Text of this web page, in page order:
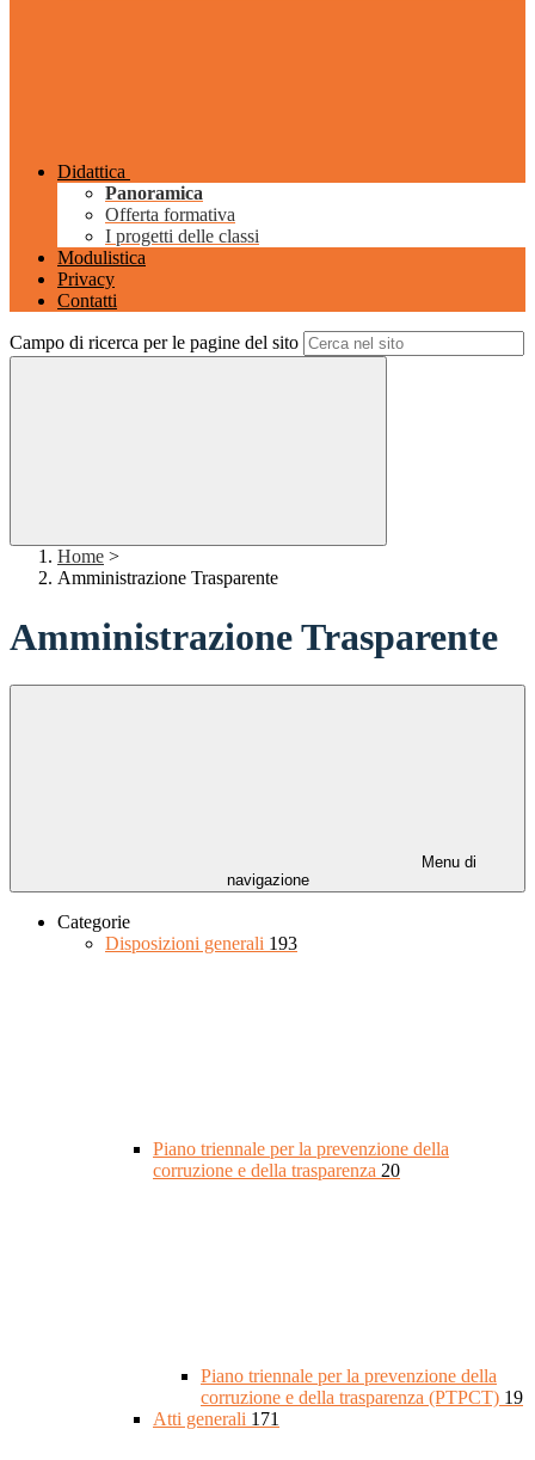
Didattica
Panoramica
Offerta formativa
I progetti delle classi
Modulistica
Privacy
Contatti
Campo di ricerca per le pagine del sito
Home >
Amministrazione Trasparente
Amministrazione Trasparente
Menu di
navigazione
Categorie
Disposizioni generali 193
Piano triennale per la prevenzione della
corruzione e della trasparenza 20
Piano triennale per la prevenzione della
corruzione e della trasparenza (PTPCT) 19
Atti generali 171